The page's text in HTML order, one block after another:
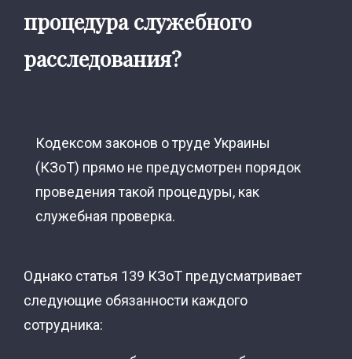
процедура служебного
расследования?
Кодексом законов о труде Украины
(КЗоТ) прямо не предусмотрен порядок
проведения такой процедуры, как
служебная проверка.
Однако статья 139 КЗоТ предусматривает
следующие обязанности каждого
сотрудника: